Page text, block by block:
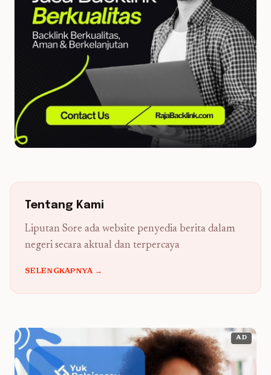
Tentang Kami
Liputan Sore ada website penyedia berita dalam
negeri secara aktual dan terpercaya
SELENGKAPNYA →
AD